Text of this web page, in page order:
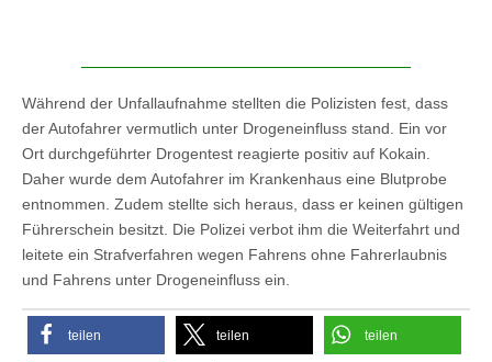
Während der Unfallaufnahme stellten die Polizisten fest, dass
der Autofahrer vermutlich unter Drogeneinfluss stand. Ein vor
Ort durchgeführter Drogentest reagierte positiv auf Kokain.
Daher wurde dem Autofahrer im Krankenhaus eine Blutprobe
entnommen. Zudem stellte sich heraus, dass er keinen gültigen
Führerschein besitzt. Die Polizei verbot ihm die Weiterfahrt und
leitete ein Strafverfahren wegen Fahrens ohne Fahrerlaubnis
und Fahrens unter Drogeneinfluss ein.
teilen teilen teilen